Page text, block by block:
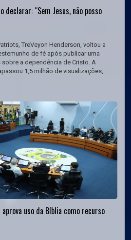
declarar: “Sem Jesus, não posso
TreVeyon Henderson, voltou a
de fé após publicar uma
a dependência de Cristo. A
1,5 milhão de visualizações,
uso da Bíblia como recurso